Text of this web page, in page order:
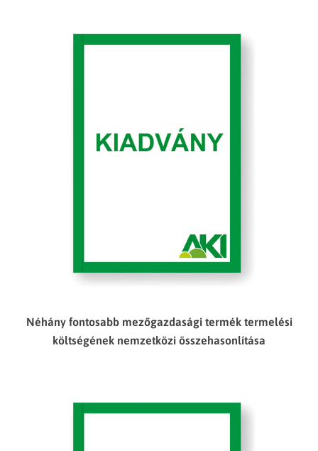
Néhány fontosabb mezőgazdasági termék termelési
költségének nemzetközi összehasonlítása